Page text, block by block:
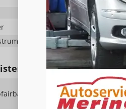
(Virtual Cockpit)
Vorne, Beifahrerairbag